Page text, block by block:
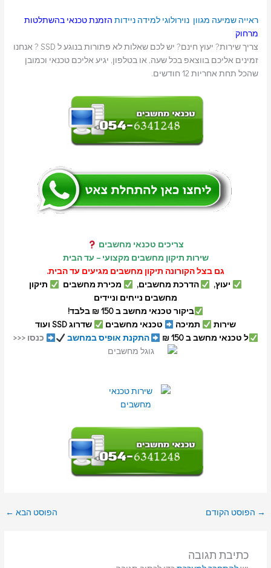
ראייה שמיעה מגוון נוירולוגי למידה ניידות הזמנת טכנאי בהשתלטות
מרחוק
צריך שירות? יעוץ חינם? יש לכם שאלות לא פתורות בנוגע ל SSD ? אנחנו
זמינים אליכם בווצאפ בכל שעה, או בטלפון, יגיע אליכם טכנאי וכמובן
שהכל תחת אחריות 12 חודשים.
צריכים טכנאי מחשבים
שירות תיקון מחשבים מקצועי – עד הבית
גם בצל הקורונה תיקון מחשבים מגיעים עד הבית.
יעוץ,
הדרכת מחשבים, מכירת מחשבים
תיקון
מחשבים נייחים וניידים
ביקור טכנאי מחשב ב 150 ₪ בלבד!
שירות
תמיכה טכנאי מחשבים
שדרוג SSD ועוד
ל טכנאי מחשב ב 150 ₪
התקנת אופיס במחשב כנסו <<<
→ הפוסט הקודם הפוסט הבא ←
כתיבת תגובה